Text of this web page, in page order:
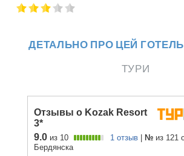
ДЕТАЛЬНО ПРО ЦЕЙ ГОТЕЛЬ
ТУРИ